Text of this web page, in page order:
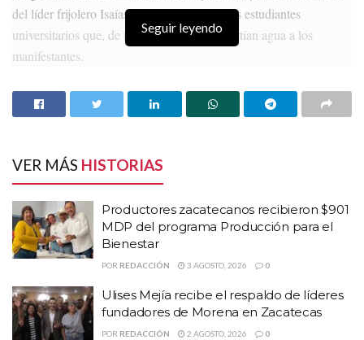
del líder frijolero Isaías Castro Trejo y de dos estudiantes
universitarios que, de manera solidaria, repartían agua a los
manifestantes.
HISTORIAS RELACIONADAS
del programa Producción para el Bienestar
Ulises Mejía recibe el respaldo de líderes
fundadores de Morena en Zacatecas
Nombra gobernador a Armando Delgadillo como
nuevo secretario de Educación
Además, pidió la intervención de organismos defensores de
derechos humanos para salvaguardar la integridad de los
afectados.
Seguir leyendo
VER MÁS HISTORIAS
Productores zacatecanos recibieron $901
MDP del programa Producción para el
Bienestar
POR REDACCIÓN 3 AGOSTO, 2026 0
Ulises Mejía recibe el respaldo de líderes
fundadores de Morena en Zacatecas
POR REDACCIÓN 2 AGOSTO, 2026 0